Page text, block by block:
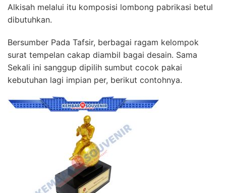
Alkisah melalui itu komposisi lombong pabrikasi betul
dibutuhkan.
Bersumber Pada Tafsir, berbagai ragam kelompok
surat tempelan cakap diambil bagai desain. Sama
Sekali ini sanggup dipilih sumbut cocok pakai
kebutuhan lagi impian per, berikut contohnya.